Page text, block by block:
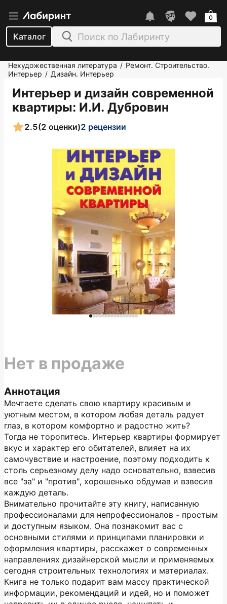
Каталог
0
Нехудожественная литература / Ремонт. Строительство.
Интерьер / Дизайн. Интерьер
Интерьер и дизайн современной
квартиры: И.И. Дубровин
2.5(2 оценки)2 рецензии
Аннотация
Мечтаете сделать свою квартиру красивым и
уютным местом, в котором любая деталь радует
глаз, в котором комфортно и радостно жить?
Тогда не торопитесь. Интерьер квартиры формирует
вкус и характер его обитателей, влияет на их
самочувствие и настроение, поэтому подходить к
столь серьезному делу надо основательно, взвесив
все "за" и "против", хорошенько обдумав и взвесив
каждую деталь.
Внимательно прочитайте эту книгу, написанную
профессионалами для непрофессионалов - простым
и доступным языком. Она познакомит вас с
основными стилями и принципами планировки и
оформления квартиры, расскажет о современных
направлениях дизайнерской мысли и применяемых
сегодня строительных технологиях и материалах.
Книга не только подарит вам массу практической
информации, рекомендаций и идей, но и поможет
Нет в продаже